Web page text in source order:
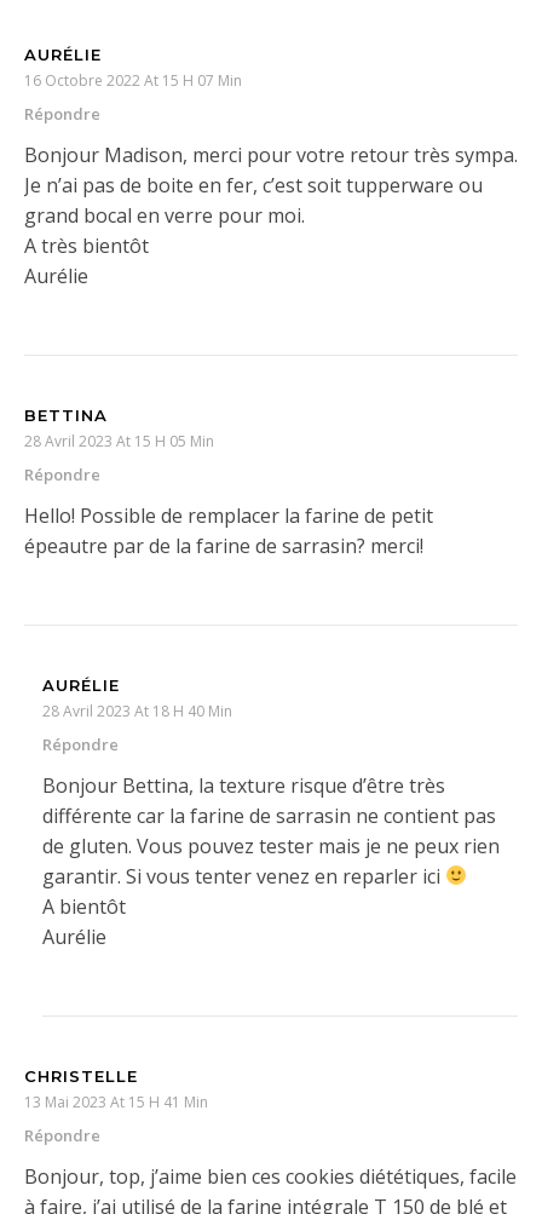
AURÉLIE
16 Octobre 2022 At 15 H 07 Min
Répondre
Bonjour Madison, merci pour votre retour très sympa.
Je n’ai pas de boite en fer, c’est soit tupperware ou
grand bocal en verre pour moi.
A très bientôt
Aurélie
BETTINA
28 Avril 2023 At 15 H 05 Min
Répondre
Hello! Possible de remplacer la farine de petit
épeautre par de la farine de sarrasin? merci!
AURÉLIE
28 Avril 2023 At 18 H 40 Min
Répondre
Bonjour Bettina, la texture risque d’être très
différente car la farine de sarrasin ne contient pas
de gluten. Vous pouvez tester mais je ne peux rien
garantir. Si vous tenter venez en reparler ici
A bientôt
Aurélie
CHRISTELLE
13 Mai 2023 At 15 H 41 Min
Répondre
Bonjour, top, j’aime bien ces cookies diététiques, facile
à faire, j’ai utilisé de la farine intégrale T 150 de blé et